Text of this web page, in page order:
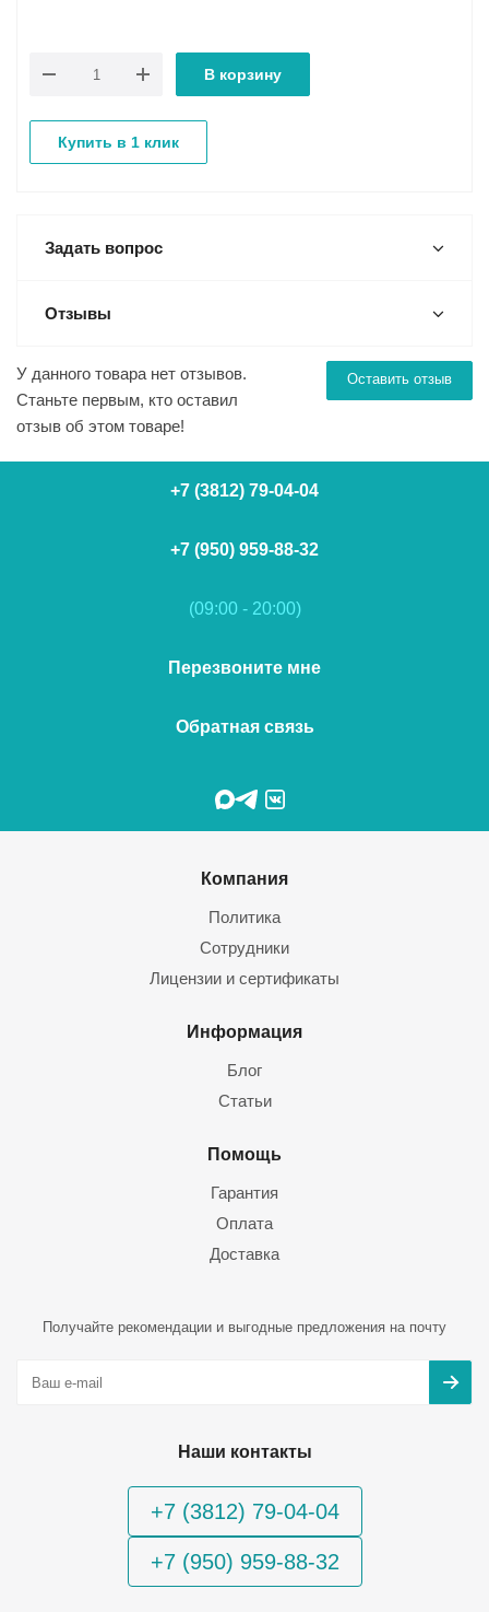
В корзину
Купить в 1 клик
Задать вопрос
Отзывы
Оставить отзыв
У данного товара нет отзывов.
Станьте первым, кто оставил
отзыв об этом товаре!
+7 (3812) 79-04-04
+7 (950) 959-88-32
(09:00 - 20:00)
Перезвоните мне
Обратная связь
Компания
Политика
Сотрудники
Лицензии и сертификаты
Информация
Блог
Статьи
Помощь
Гарантия
Оплата
Доставка
Получайте рекомендации и выгодные предложения на почту
Наши контакты
+7 (3812) 79-04-04
+7 (950) 959-88-32